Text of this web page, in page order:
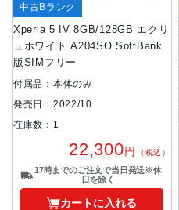
Xperia 5 IV 8GB/128GB エクリ
ュホワイト A204SO SoftBank
版SIMフリー
中古Bランク
付属品：本体のみ
発売日：2022/10
在庫数：1
22,300円 （税込）
17時までのご注文で当日発送※休
日を除く
カートに入れる